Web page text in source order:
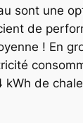
sont une
de
! En
kWh de